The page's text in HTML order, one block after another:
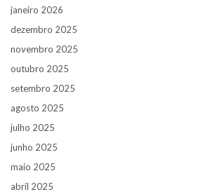
janeiro 2026
dezembro 2025
novembro 2025
outubro 2025
setembro 2025
agosto 2025
julho 2025
junho 2025
maio 2025
abril 2025